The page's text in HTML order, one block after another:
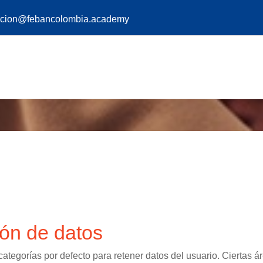
de datos
por defecto para retener datos del usuario. Ciertas